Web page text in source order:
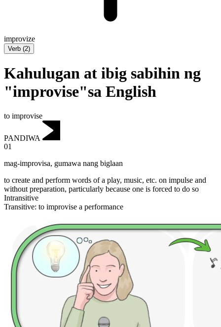
improvize
Verb (2)
Kahulugan at ibig sabihin ng
"improvise"sa English
to improvise
PANDIWA
01
mag-improvisa, gumawa nang biglaan
to create and perform words of a play, music, etc. on impulse and
without preparation, particularly because one is forced to do so
Intransitive
Transitive: to improvise a performance